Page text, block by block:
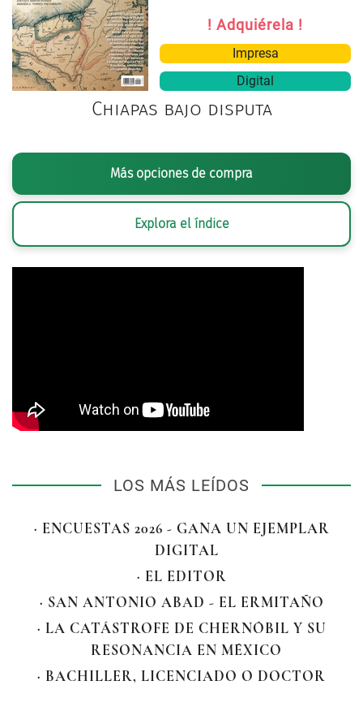
! Adquiérela !
Impresa
Digital
Chiapas bajo disputa
Más opciones de compra
Explora el índice
LOS MÁS LEÍDOS
· ENCUESTAS 2026 - GANA UN EJEMPLAR
DIGITAL
· EL EDITOR
· SAN ANTONIO ABAD - EL ERMITAÑO
· LA CATÁSTROFE DE CHERNÓBIL Y SU
RESONANCIA EN MÉXICO
· BACHILLER, LICENCIADO O DOCTOR